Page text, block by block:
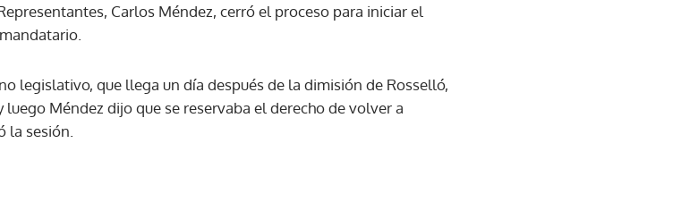
Carlos Méndez, cerró el proceso para iniciar el
legislativo, que llega un día después de la dimisión de Rosselló,
Méndez dijo que se reservaba el derecho de volver a
la sesión.